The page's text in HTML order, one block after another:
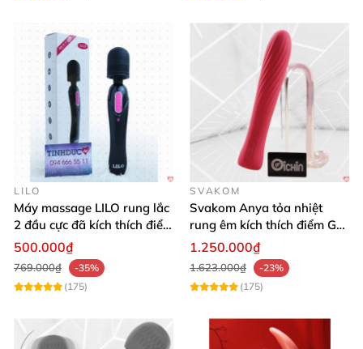
LILO
Máy massage LILO rung lắc
2 đầu cực đã kích thích điểm
G âm đạo
500.000₫
769.000₫
-35%
(175)
SVAKOM
Svakom Anya tỏa nhiệt
rung êm kích thích điểm G
silicon Mỹ cao cấp an toàn
1.250.000₫
1.623.000₫
-23%
(175)